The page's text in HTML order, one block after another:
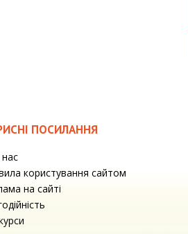
ПОСИЛАННЯ
користування сайтом
на сайті